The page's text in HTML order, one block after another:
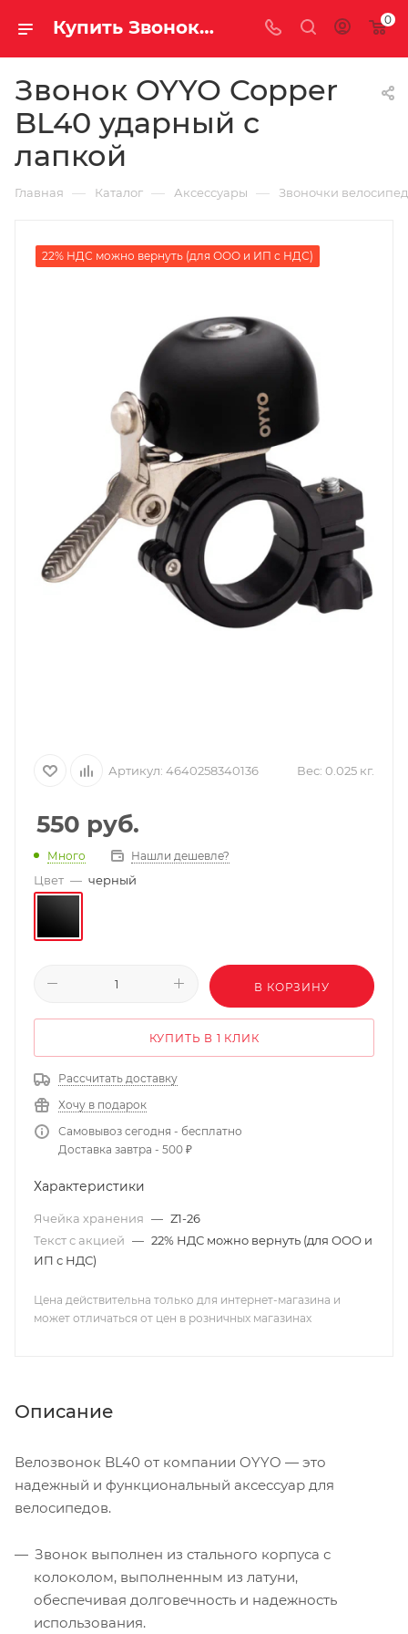
Купить Звонок OYYO Copper BL40 ударный с лапкой за рублей, а со скидкой 0
Звонок OYYO Copper
BL40 ударный с
лапкой
Главная — Каталог — Аксессуары — Звоночки
22% НДС можно вернуть (для ООО и ИП с НДС)
Артикул: 4640258340136 Вес: 0.025 кг.
550 руб.
Много Нашли дешевле?
Цвет — черный
В КОРЗИНУ
КУПИТЬ В 1 КЛИК
Рассчитать доставку
Хочу в подарок
Самовывоз сегодня - бесплатно
Доставка завтра - 500 ₽
Характеристики
Ячейка хранения — Z1-26
Текст с акцией — 22% НДС можно вернуть (для ООО и
ИП с НДС)
Цена действительна только для интернет-магазина и
может отличаться от цен в розничных магазинах
Описание
Велозвонок BL40 от компании OYYO — это
надежный и функциональный аксессуар для
велосипедов.
Звонок выполнен из стального корпуса с
колоколом, выполненным из латуни,
обеспечивая долговечность и надежность
использования.